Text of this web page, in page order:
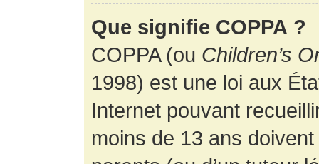
Que signifie COPPA ?
COPPA (ou Children’s
1998) est une loi aux
Internet pouvant
moins de 13 ans